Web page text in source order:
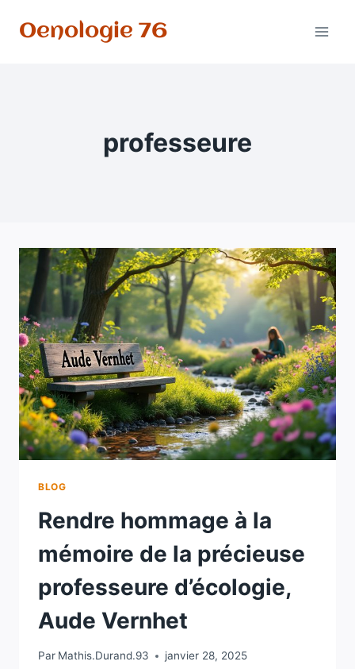
Oenologie 76
professeure
BLOG
Rendre hommage à la
mémoire de la précieuse
professeure d’écologie,
Aude Vernhet
Par Mathis.Durand.93 janvier 28, 2025